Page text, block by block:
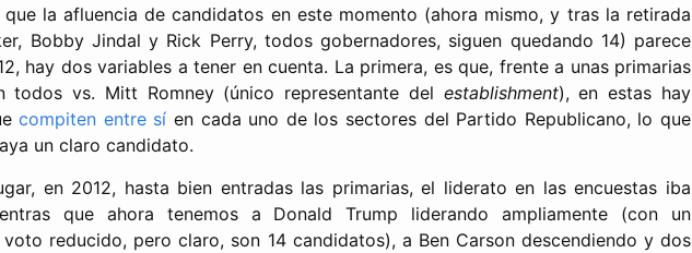
la afluencia de candidatos en este momento (ahora mismo, y tras la retirada
Bobby Jindal y Rick Perry, todos gobernadores, siguen quedando 14) parece
hay dos variables a tener en cuenta. La primera, es que, frente a unas primarias
todos vs. Mitt Romney (único representante del establishment), en estas hay
compiten entre sí en cada uno de los sectores del Partido Republicano, lo que
un claro candidato.
en 2012, hasta bien entradas las primarias, el liderato en las encuestas iba
que ahora tenemos a Donald Trump liderando ampliamente (con un
reducido, pero claro, son 14 candidatos), a Ben Carson descendiendo y dos